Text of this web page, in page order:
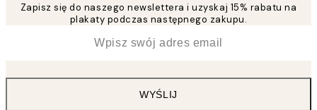
Zapisz się do naszego newslettera i uzyskaj 15% rabatu na
plakaty podczas następnego zakupu.
WYŚLIJ